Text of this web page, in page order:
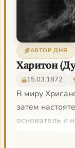
АВТОР ДНЯ
Харитон
15.03.1872
В миру
затем
основатель и